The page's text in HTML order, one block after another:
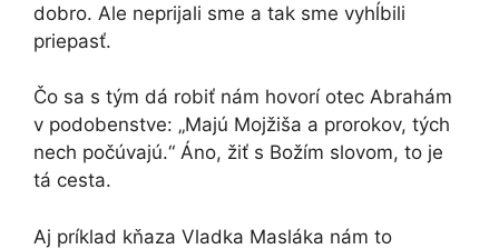
dobro. Ale neprijali sme a tak sme vyhĺbili
priepasť.
Čo sa s tým dá robiť nám hovorí otec Abrahám
v podobenstve: „Majú Mojžiša a prorokov, tých
nech počúvajú.“ Áno, žiť s Božím slovom, to je
tá cesta.
Aj príklad kňaza Vladka Masláka nám to